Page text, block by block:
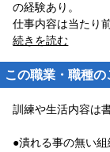
の経験あり。
仕事内容は当たり
続きを読む
この職業・職種
訓練や生活内容は
●潰れる事の無い組